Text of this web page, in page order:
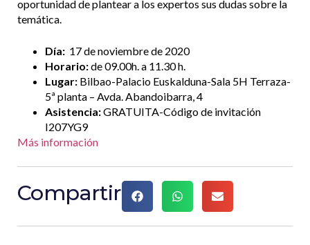
oportunidad de plantear a los expertos sus dudas sobre la
temática.
Día: 17 de noviembre de 2020
Horario:de 09.00h. a 11.30 h.
Lugar: Bilbao-Palacio Euskalduna-Sala 5H Terraza-
5ª planta – Avda. Abandoibarra, 4
Asistencia:GRATUITA-Código de invitación
I207YG9
Más información
Compartir